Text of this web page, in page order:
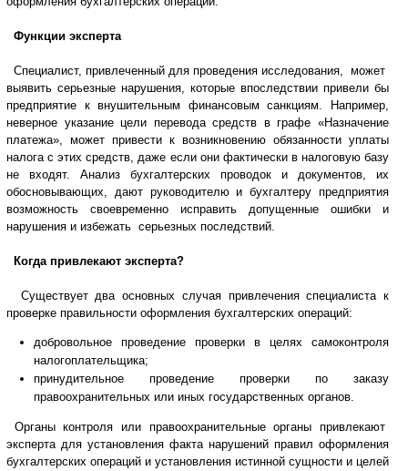
Функции эксперта
Специалист, привлеченный для проведения исследования, может
выявить серьезные нарушения, которые впоследствии привели бы
предприятие к внушительным финансовым санкциям. Например,
неверное указание цели перевода средств в графе «Назначение
платежа», может привести к возникновению обязанности уплаты
налога с этих средств, даже если они фактически в налоговую базу
не входят. Анализ бухгалтерских проводок и документов, их
обосновывающих, дают руководителю и бухгалтеру предприятия
возможность своевременно исправить допущенные ошибки и
нарушения и избежать серьезных последствий.
Когда привлекают эксперта?
Существует два основных случая привлечения специалиста к
проверке правильности оформления бухгалтерских операций:
добровольное проведение проверки в целях самоконтроля
налогоплательщика;
принудительное проведение проверки по заказу
правоохранительных или иных государственных органов.
Органы контроля или правоохранительные органы привлекают
эксперта для установления факта нарушений правил оформления
бухгалтерских операций и установления истинной сущности и целей